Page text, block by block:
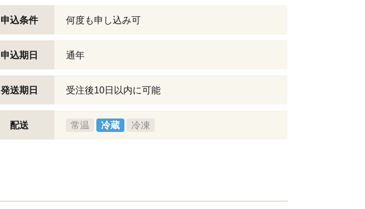
申込条件 何度も申し込み可
申込期日 通年
発送期日 受注後10日以内に可能
配送 常温 冷蔵 冷凍